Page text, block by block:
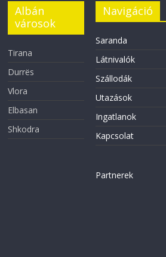
Albán
városok
Tirana
Durrës
Vlora
Elbasan
Shkodra
Navigáció
Saranda
Látnivalók
Szállodák
Utazások
Ingatlanok
Kapcsolat
Partnerek